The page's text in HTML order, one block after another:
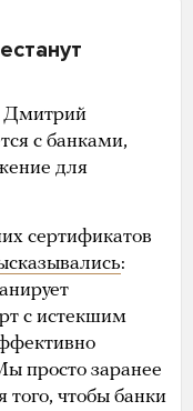
Дмитрий
с банками,
для
сертификатов
:
с истекшим
просто заранее
того, чтобы банки